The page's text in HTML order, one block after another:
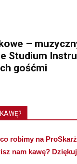
–
Studium
gośćmi
robimy na
nam kawę?